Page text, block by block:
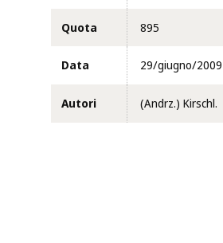
Quota 895
Data 29/giugno/2009
Autori (Andrz.) Kirschl.